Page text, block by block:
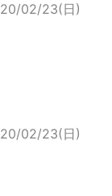
02/23(日)
02/23(日)